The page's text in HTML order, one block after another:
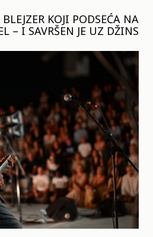
KOJI PODSEĆA NA
– I SAVRŠEN JE UZ DŽINS